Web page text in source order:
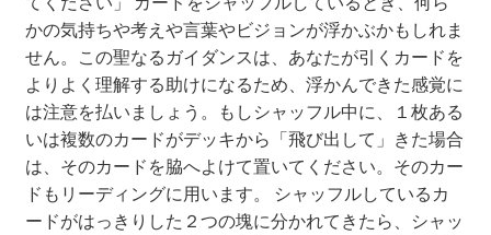
かの気持ちや考えや言葉やビジョンが浮かぶかもしれま
せん。この聖なるガイダンスは、あなたが引くカードを
よりよく理解する助けになるため、浮かんできた感覚に
は注意を払いましょう。もしシャッフル中に、１枚ある
いは複数のカードがデッキから「飛び出して」きた場合
は、そのカードを脇へよけて置いてください。そのカー
ドもリーディングに用います。 シャッフルしているカ
ードがはっきりした２つの塊に分かれてきたら、シャッ